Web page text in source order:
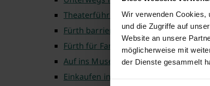
Wir verwenden Cookies,
und die Zugriffe auf
Website an unsere
möglicherweise mit
der Dienste gesammelt
Theaterführungen
Fürth barrierefrei
Fürth für Familien
Auf ins Museum
Einkaufen in Fürth